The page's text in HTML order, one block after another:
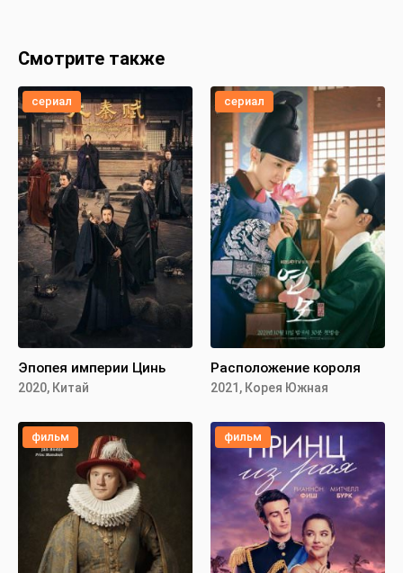
Смотрите также
сериал
Эпопея империи Цинь
2020, Китай
сериал
Расположение короля
2021, Корея Южная
фильм фильм